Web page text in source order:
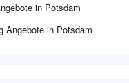
in Potsdam
Angebote in Potsdam